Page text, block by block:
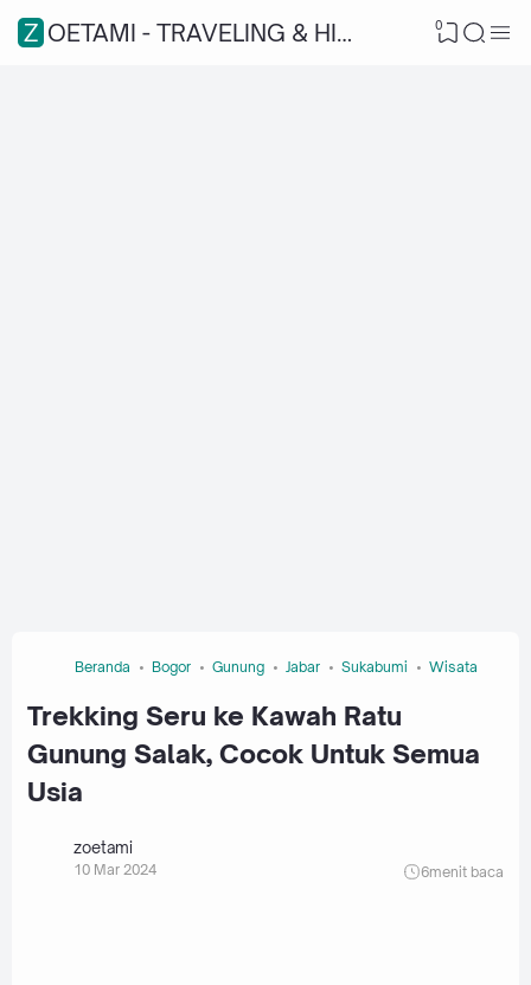
ZOETAMI - TRAVELING & HIKING 0
Beranda Bogor Gunung Jabar Sukabumi Wisata
Trekking Seru ke Kawah Ratu
Gunung Salak, Cocok Untuk Semua
Usia
zoetami
10 Mar 2024 6menit baca